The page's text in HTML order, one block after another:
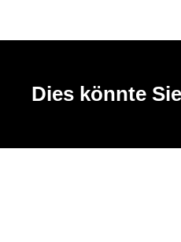
Dies könnte